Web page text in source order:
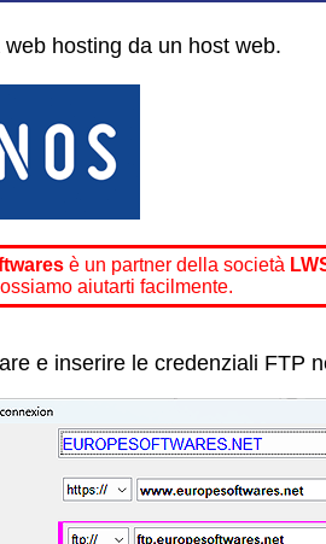
hosting da un host web.
è un partner della società
aiutarti facilmente.
e inserire le credenziali FTP